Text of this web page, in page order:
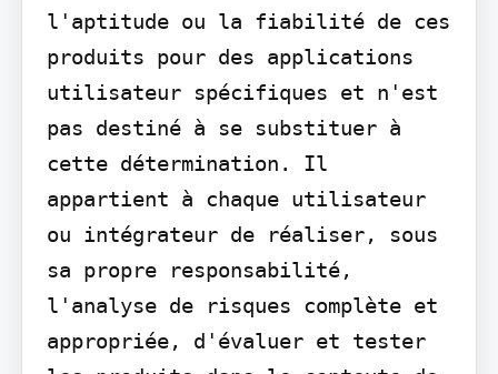
l'aptitude ou la fiabilité de ces
produits pour des applications
utilisateur spécifiques et n'est
pas destiné à se substituer à
cette détermination. Il
appartient à chaque utilisateur
ou intégrateur de réaliser, sous
sa propre responsabilité,
l'analyse de risques complète et
appropriée, d'évaluer et tester